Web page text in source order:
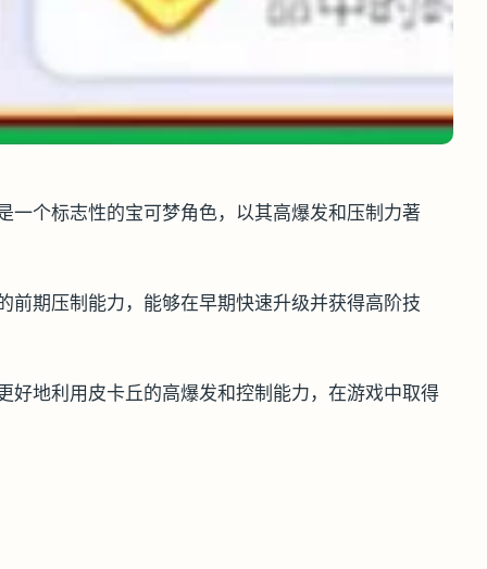
一个标志性的宝可梦角色，以其高爆发和压制力著
前期压制能力，能够在早期快速升级并获得高阶技
好地利用皮卡丘的高爆发和控制能力，在游戏中取得